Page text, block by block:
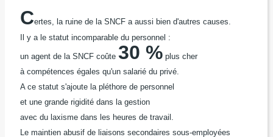
Certes, la ruine de la SNCF a aussi bien d'autres causes.
Il y a le statut incomparable du personnel :
un agent de la SNCF coûte 30 %plus cher
à compétences égales qu'un salarié du privé.
A ce statut s'ajoute la pléthore de personnel
et une grande rigidité dans la gestion
avec du laxisme dans les heures de travail.
Le maintien abusif de liaisons secondaires sous-employées